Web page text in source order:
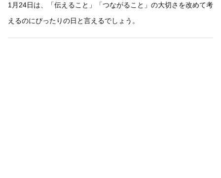
1月24日は、「伝えること」「つながること」の大切さを改めて考
えるのにぴったりの日と言えるでしょう。